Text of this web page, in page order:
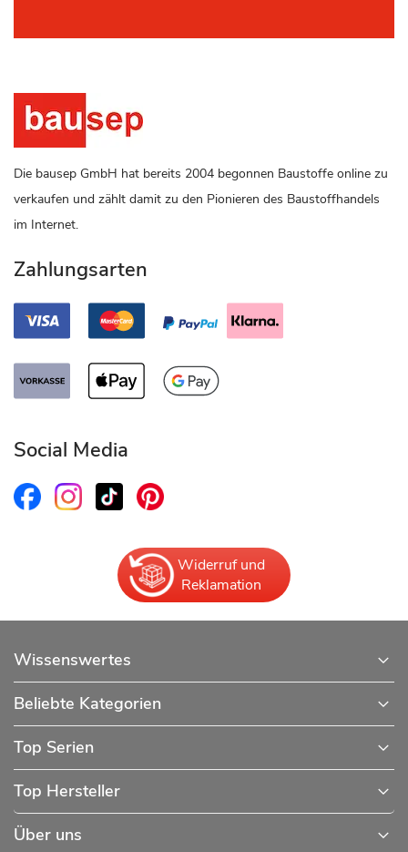
Die bausep GmbH hat bereits 2004 begonnen Baustoffe online zu
verkaufen und zählt damit zu den Pionieren des Baustoffhandels
im Internet.
Zahlungsarten
Social Media
Widerruf und
Reklamation
Wissenswertes
Beliebte Kategorien
Top Serien
Top Hersteller
Über uns